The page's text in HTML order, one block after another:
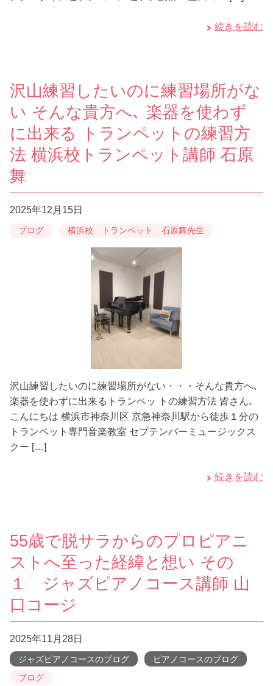
続きを読む
沢山練習したいのに練習場所がな
い そんな貴方へ､ 楽器を使わず
に出来る トランペットの練習方
法 横浜校トランペット講師 石原
舞
2025年12月15日
ブログ 横浜校 トランペット 石原舞先生
沢山練習したいのに練習場所がない・・・そんな貴方へ､
楽器を使わずに出来るトランペッ トの練習方法 皆さん､
こんにちは 横浜市神奈川区 京急神奈川駅から徒歩１分の
トランペット専門音楽教室 セプテンバーミュージックス
クー […]
続きを読む
55歳で脱サラからのプロピアニ
ストへ至った経緯と想い その
１ ジャズピアノコース講師 山
口コージ
2025年11月28日
ジャズピアノコースのブログ
ピアノコースのブログ
ブログ